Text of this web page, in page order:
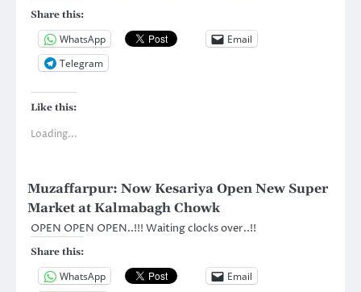
Share this:
WhatsApp
Email
Telegram
Like this:
Loading...
Muzaffarpur: Now Kesariya Open New Super
Market at Kalmabagh Chowk
OPEN OPEN OPEN..!!! Waiting clocks over..!!
Share this:
WhatsApp
Email